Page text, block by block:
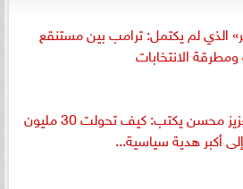
الذي لم يكتمل: ترامب بين مستنقع
الانتخابات
عبدالعزيز محسن يكتب: كيف تحولت 30 مليون
أكبر هدية سياسية...